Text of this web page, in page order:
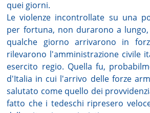
quei giorni.
Le violenze incontrollate su una
per fortuna, non durarono a
qualche giorno arrivarono in
rilevarono l'amministrazione civile
esercito regio. Quella fu,
d'Italia in cui l'arrivo delle forze
salutato come quello dei
fatto che i tedeschi ripresero